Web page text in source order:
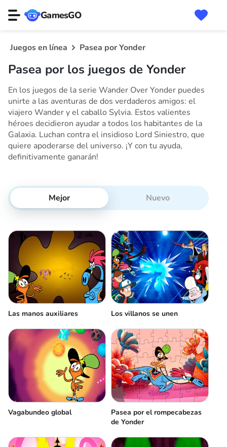
GamesGO
Juegos en línea Pasea por Yonder
Pasea por los juegos de Yonder
En los juegos de la serie Wander Over Yonder puedes
unirte a las aventuras de dos verdaderos amigos: el
viajero Wander y el caballo Sylvia. Estos valientes
héroes decidieron ayudar a todos los habitantes de la
Galaxia. Luchan contra el insidioso Lord Siniestro, que
quiere apoderarse del universo. ¡Y con tu ayuda,
definitivamente ganarán!
Mejor Nuevo
Las manos auxiliares Los villanos se unen
Vagabundeo global
Pasea por el rompecabezas
de Yonder